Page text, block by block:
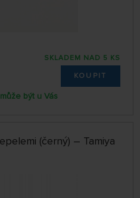
SKLADEM NAD 5 KS
KOUPIT
být u Vás
(černý) – Tamiya